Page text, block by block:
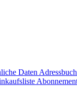
Daten Adressbuch